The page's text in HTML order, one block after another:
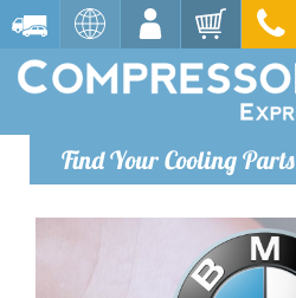
Find Your Cooling Parts